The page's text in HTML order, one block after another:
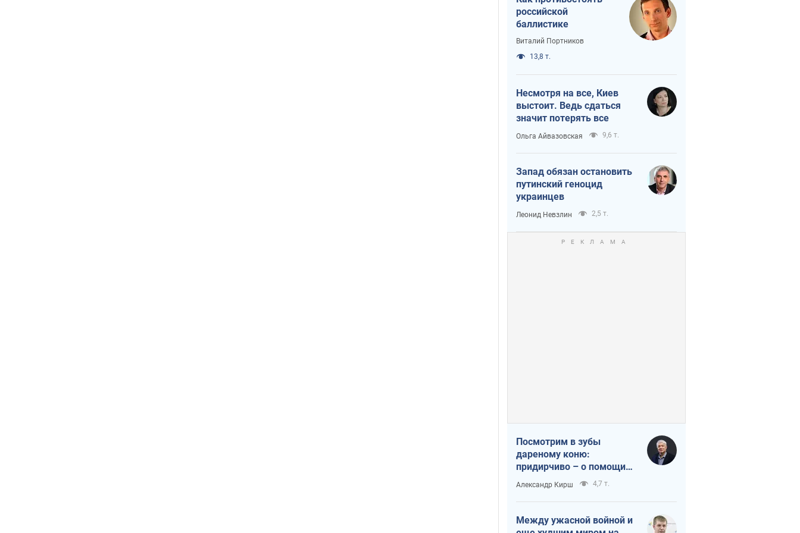
российской
баллистике
Виталий Портников
13,8 т.
Несмотря на все, Киев
выстоит. Ведь сдаться
значит потерять все
Ольга Айвазовская 9,6 т.
Запад обязан остановить
путинский геноцид
украинцев
Леонид Невзлин 2,5 т.
Посмотрим в зубы
дареному коню:
придирчиво – о помощи
Украине
Александр Кирш 4,7 т.
Между ужасной войной и